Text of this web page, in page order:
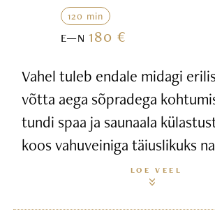
120 min
E—N180 €
Vahel tuleb endale midagi
võtta aega sõpradega
tundi spaa ja saunaala
koos vahuveiniga täiuslikuks
LOE VEEL